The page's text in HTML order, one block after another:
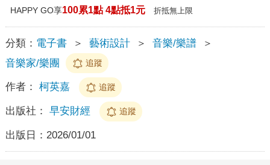
HAPPY GO享100累1點 4點抵1元 折抵無上限
分類： 電子書 ＞ 藝術設計 ＞ 音樂/樂譜
＞
音樂家/樂團
追蹤
作者： 柯英嘉 追蹤
出版社： 早安財經 追蹤
出版日： 2026/01/01